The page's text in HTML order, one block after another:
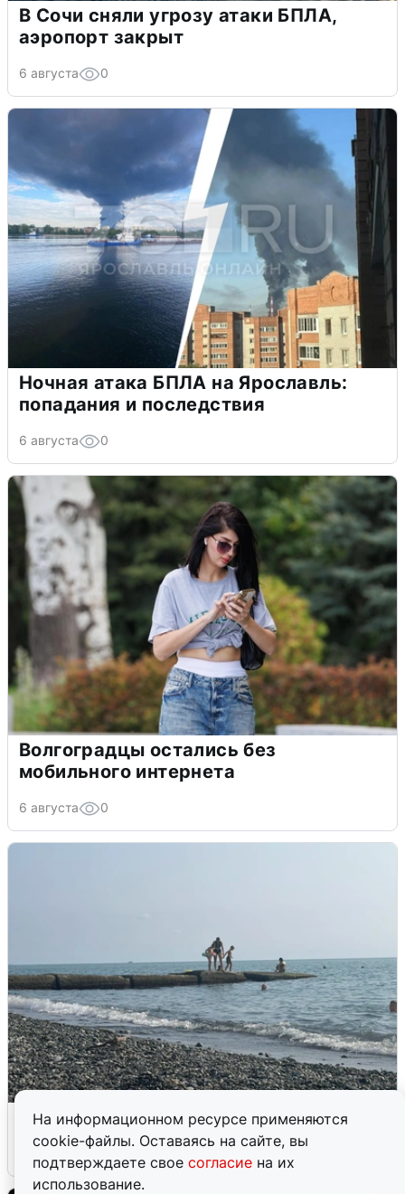
На информационном ресурсе применяются
cookie-файлы. Оставаясь на сайте, вы
подтверждаете свое согласие на их
использование.
В Сочи сняли угрозу атаки БПЛА,
аэропорт закрыт
6 августа 0
Ночная атака БПЛА на Ярославль:
попадания и последствия
6 августа 0
Волгоградцы остались без
мобильного интернета
6 августа 0
Сирены в Сочи: новая угроза БПЛА